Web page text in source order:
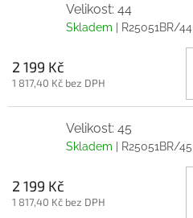
Velikost: 44
Skladem | R25051BR/44
2 199 Kč
1 817,40 Kč bez DPH
Velikost: 45
Skladem | R25051BR/45
2 199 Kč
1 817,40 Kč bez DPH